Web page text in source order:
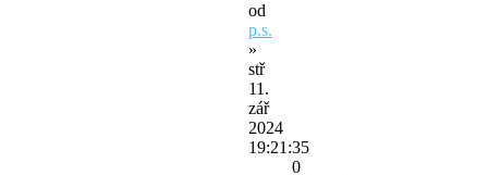
od
p.s.
»
stř
11.
zář
2024
19:21:35
0